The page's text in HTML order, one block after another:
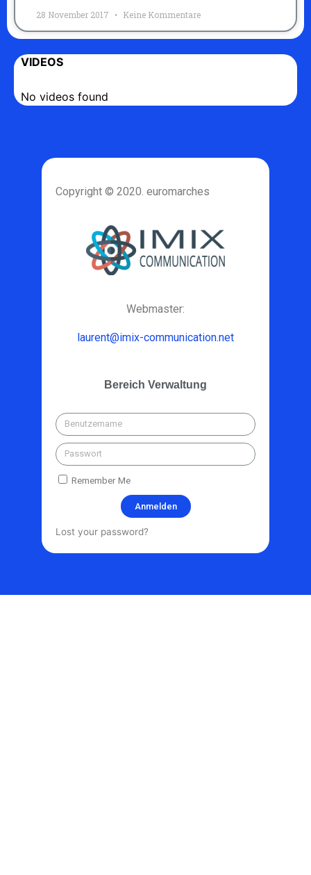
28 November 2017 Keine Kommentare
VIDEOS
No videos found
Copyright © 2020. euromarches
Webmaster:
laurent@imix-communication.net
Bereich Verwaltung
Remember Me
Anmelden
Lost your password?